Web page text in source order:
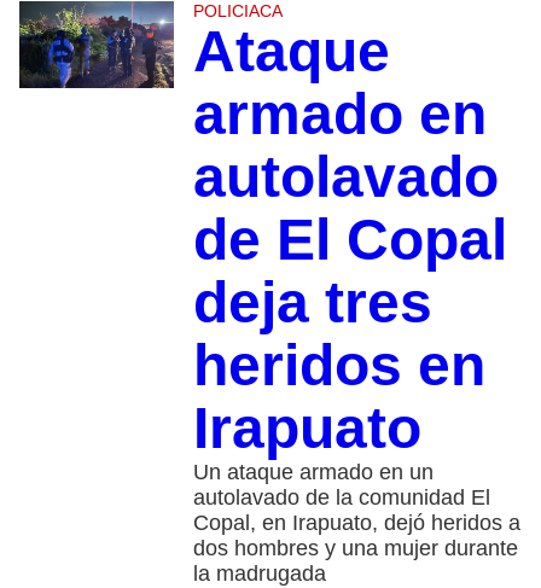
POLICIACA
Ataque
armado en
autolavado
de El Copal
deja tres
heridos en
Irapuato
Un ataque armado en un
autolavado de la comunidad El
Copal, en Irapuato, dejó heridos a
dos hombres y una mujer durante
la madrugada